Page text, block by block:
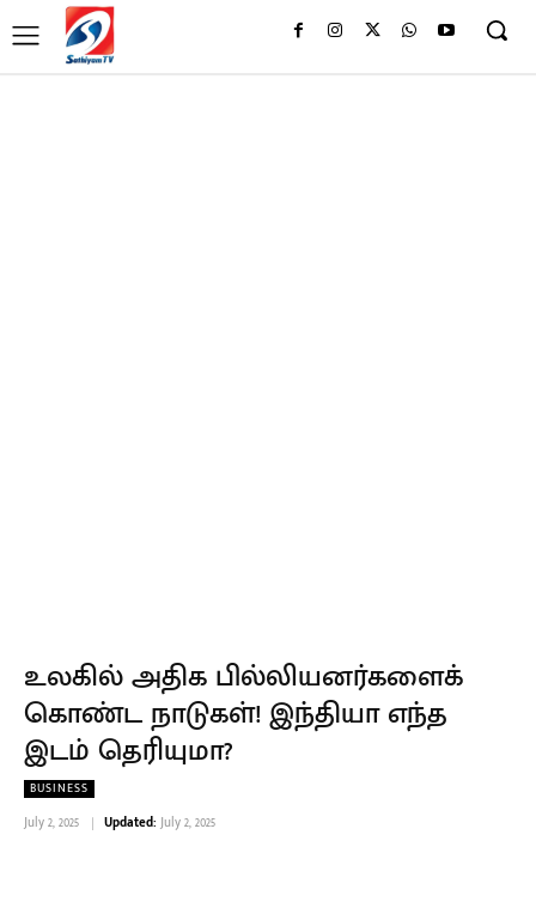
உலகில் அதிக பில்லியனர்களைக்
கொண்ட நாடுகள்! இந்தியா எந்த
இடம் தெரியுமா?
BUSINESS
July 2, 2025 Updated: July 2, 2025